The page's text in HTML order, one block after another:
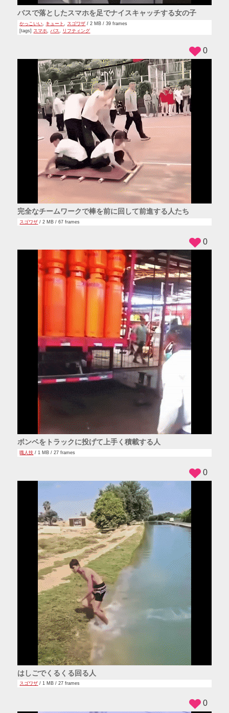
バスで落としたスマホを足でナイスキャッチする女の子
かっこいい キュート スゴワザ / 2 MB / 39 frames
[tags] スマホ,バス, リフティング
完全なチームワークで棒を前に回して前進する人たち
スゴワザ / 2 MB / 67 frames
0
ボンベをトラックに投げて上手く積載する人
職人技 / 1 MB / 27 frames
0
はしごでくるくる回る人
スゴワザ / 1 MB / 27 frames
0
0